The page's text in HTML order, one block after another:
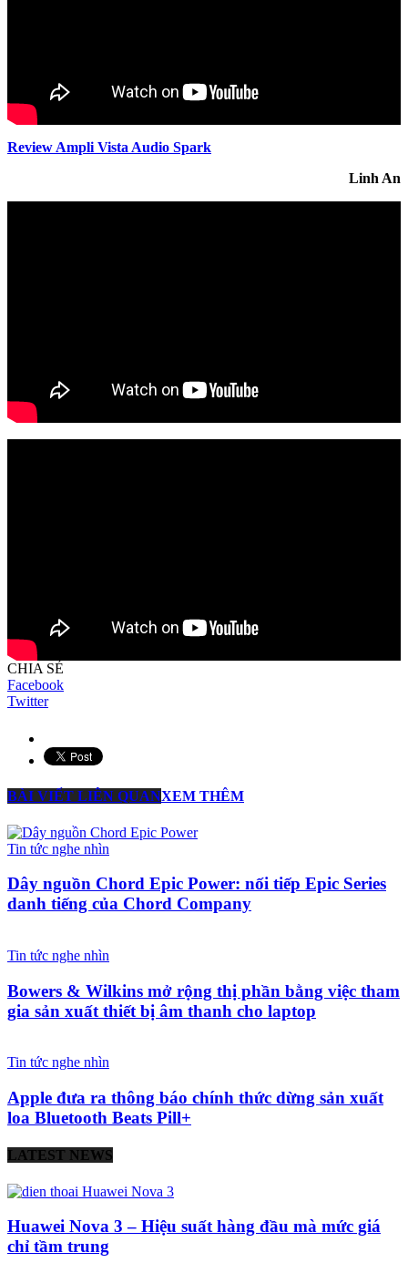
Review Ampli Vista Audio Spark
Linh An
CHIA SẺ
Facebook
Twitter
BÀI VIẾT LIÊN QUANXEM THÊM
Tin tức nghe nhìn
Dây nguồn Chord Epic Power: nối tiếp Epic Series
danh tiếng của Chord Company
Tin tức nghe nhìn
Bowers & Wilkins mở rộng thị phần bằng việc tham
gia sản xuất thiết bị âm thanh cho laptop
Tin tức nghe nhìn
Apple đưa ra thông báo chính thức dừng sản xuất
loa Bluetooth Beats Pill+
LATEST NEWS
Huawei Nova 3 – Hiệu suất hàng đầu mà mức giá
chỉ tầm trung